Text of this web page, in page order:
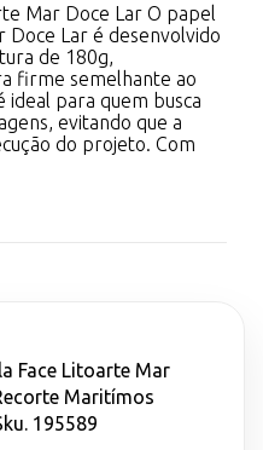
Mar Doce Lar O papel
Lar é desenvolvido
de 180g,
firme semelhante ao
para quem busca
evitando que a
do projeto. Com
Face Litoarte Mar
Maritímos
195589